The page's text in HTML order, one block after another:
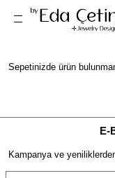
Sepetinizde ürün
E-
Kampanya ve